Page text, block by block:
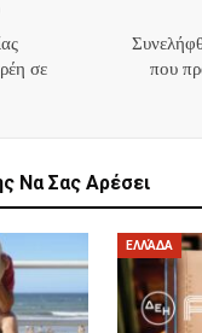
σε
που
Να Σας Αρέσει
ΕΛΛΆΔΑ